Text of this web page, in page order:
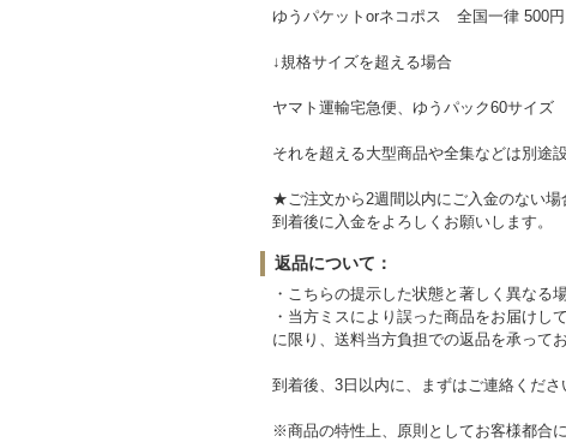
ゆうパケットorネコポス 全国一律 500円
↓規格サイズを超える場合
ヤマト運輸宅急便、ゆうパック60サイ
それを超える大型商品や全集などは別途
★ご注文から2週間以内にご入金のない場
到着後に入金をよろしくお願いします。
返品について：
・こちらの提示した状態と著しく異なる
・当方ミスにより誤った商品をお届けし
に限り、送料当方負担での返品を承って
到着後、3日以内に、まずはご連絡くださ
※商品の特性上、原則としてお客様都合